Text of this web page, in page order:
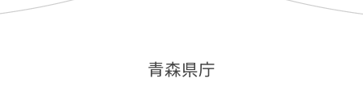
青森県庁